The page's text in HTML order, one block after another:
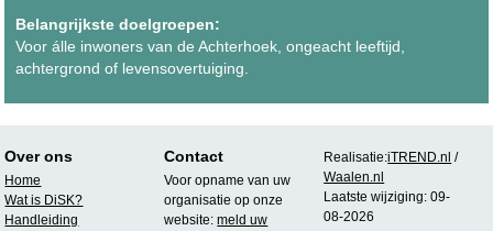
Belangrijkste doelgroepen:
Voor álle inwoners van de Achterhoek, ongeacht leeftijd,
achtergrond of levensovertuiging.
Over ons
Home
Wat is DiSK?
Handleiding
Contact
Voor opname van uw
organisatie op onze
website:meld uw
Realisatie:iTREND.nl /
Waalen.nl
Laatste wijziging: 09-
08-2026